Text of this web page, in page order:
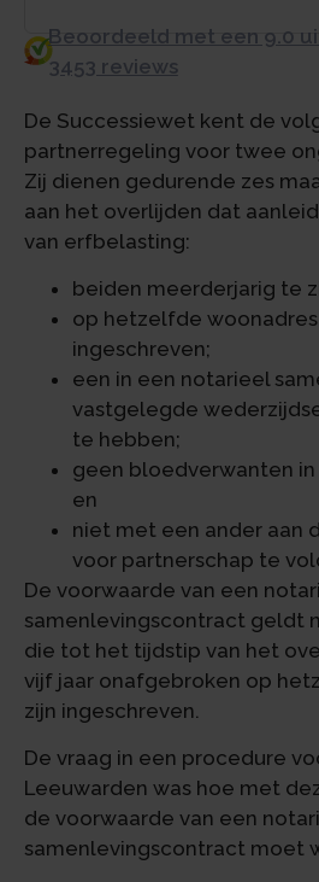
Beoordeeld met een 9.0
3453 reviews
De Successiewet kent de
partnerregeling voor twee
Zij dienen gedurende zes
aan het overlijden dat
van erfbelasting:
beiden meerderjarig te
op hetzelfde
ingeschreven;
een in een notarieel
vastgelegde
te hebben;
geen bloedverwanten
en
niet met een ander aan
voor partnerschap te
De voorwaarde van een
samenlevingscontract geldt
die tot het tijdstip van het
vijf jaar onafgebroken op
zijn ingeschreven.
De vraag in een procedure
Leeuwarden was hoe met
de voorwaarde van een
samenlevingscontract moet